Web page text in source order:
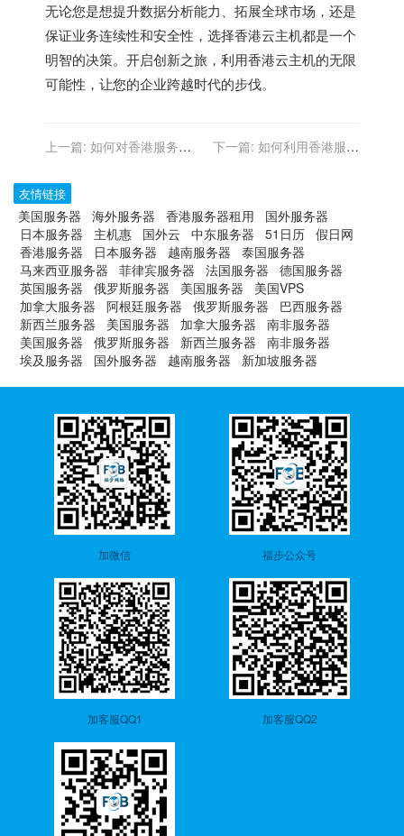
无论您是想提升数据分析能力、拓展全球市场，还是
保证业务连续性和安全性，选择香港云主机都是一个
明智的决策。开启创新之旅，利用香港云主机的无限
可能性，让您的企业跨越时代的步伐。
上一篇: 如何对香港服务器
和控制？
下一篇: 如何利用香港服务
友情链接
美国服务器 海外服务器 香港服务器租用
国外服务器
日本服务器
主机惠 国外云 中东服务器 51日历 假日网
香港服务器
日本服务器 越南服务器
泰国服务器
马来西亚服务器
菲律宾服务器 法国服务器
德国服务器
英国服务器
俄罗斯服务器 美国服务器
美国VPS
加拿大服务器
阿根廷服务器 俄罗斯服务器
巴西服务器
新西兰服务器
美国服务器 加拿大服务器
南非服务器
美国服务器
俄罗斯服务器 新西兰服务器
南非服务器
埃及服务器
国外服务器 越南服务器 新加坡服务器
加微信 福步公众号
加客服QQ1 加客服QQ2